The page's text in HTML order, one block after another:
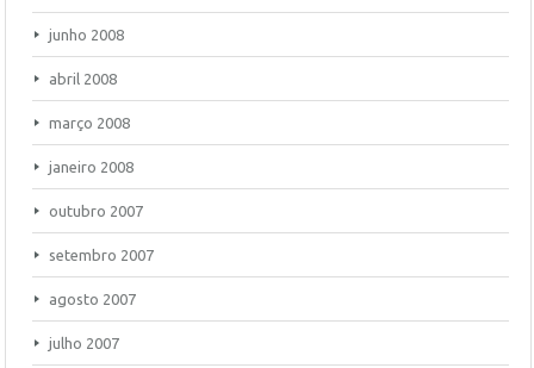
junho 2008
abril 2008
março 2008
janeiro 2008
outubro 2007
setembro 2007
agosto 2007
julho 2007